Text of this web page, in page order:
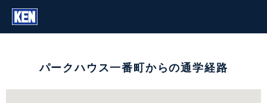
パークハウス一番町からの通学経路